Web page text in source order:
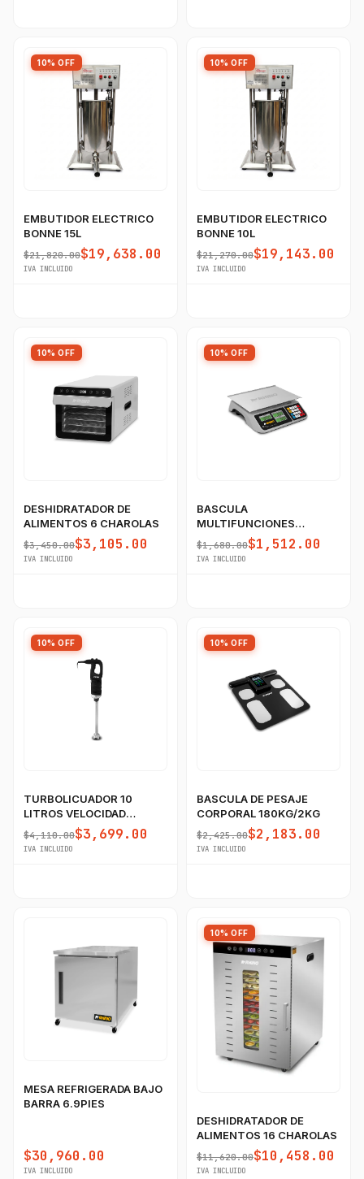
10% OFF
EMBUTIDOR ELECTRICO
BONNE 15L
$21,820.00$19,638.00
IVA INCLUIDO
10% OFF
EMBUTIDOR ELECTRICO
BONNE 10L
$21,270.00$19,143.00
IVA INCLUIDO
10% OFF
DESHIDRATADOR DE
ALIMENTOS 6 CHAROLAS
$3,450.00$3,105.00
IVA INCLUIDO
10% OFF
BASCULA
MULTIFUNCIONES
60KG/5GR RHINO CON
PUERTO USB
$1,680.00$1,512.00
IVA INCLUIDO
10% OFF
TURBOLICUADOR 10
LITROS VELOCIDAD
VARIABLE RHINO
$4,110.00$3,699.00
IVA INCLUIDO
10% OFF
BASCULA DE PESAJE
CORPORAL 180KG/2KG
$2,425.00$2,183.00
IVA INCLUIDO
MESA REFRIGERADA BAJO
BARRA 6.9PIES
$30,960.00
IVA INCLUIDO
10% OFF
DESHIDRATADOR DE
ALIMENTOS 16 CHAROLAS
$11,620.00$10,458.00
IVA INCLUIDO
¡Hola Chef! 🍳 Soy GastroBot, tu asesor
de cocina profesional de GastroArt.
¿En qué te puedo apoyar hoy con tu
equipamiento o utensilios?
Buscar estufas industriales
Ver sucursales y contacto